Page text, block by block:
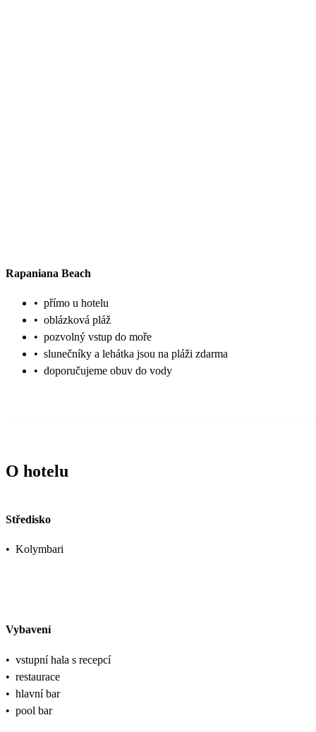
Rapaniana Beach
• přímo u hotelu
• oblázková pláž
• pozvolný vstup do moře
• slunečníky a lehátka jsou na pláži zdarma
• doporučujeme obuv do vody
O hotelu
Středisko
• Kolymbari
Vybavení
• vstupní hala s recepcí
• restaurace
• hlavní bar
• pool bar